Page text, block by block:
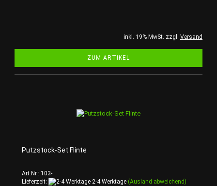
inkl. 19% MwSt. zzgl. Versand
ZUM ARTIKEL
Putzstock-Set Flinte
Art.Nr.: 103-
Lieferzeit:
2-4 Werktage (Ausland abweichend)